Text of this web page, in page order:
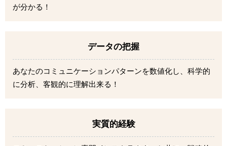
が分かる！
データの把握
あなたのコミュニケーションパターンを数値化し、科学的
に分析、客観的に理解出来る！
実質的経験